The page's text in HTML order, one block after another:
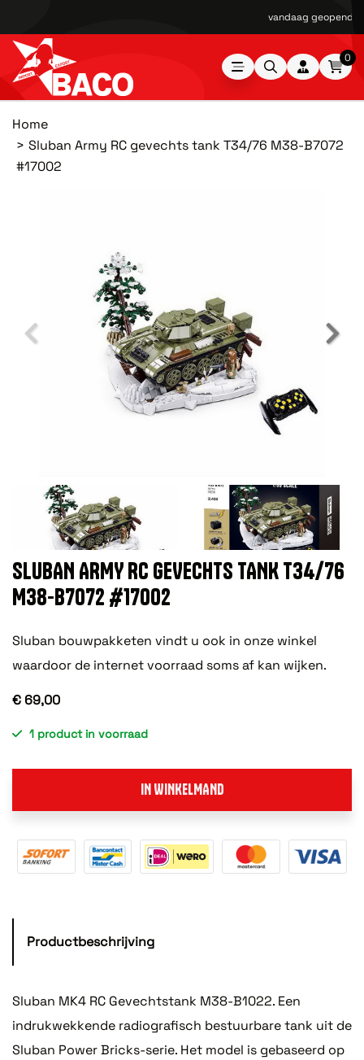
vandaag geopend
0
Home
Sluban Army RC gevechts tank T34/76 M38-B7072
#17002
SLUBAN ARMY RC GEVECHTS TANK T34/76
M38-B7072 #17002
Sluban bouwpakketen vindt u ook in onze winkel
waardoor de internet voorraad soms af kan wijken.
€ 69,00
1 product in voorraad
IN WINKELMAND
Productbeschrijving
Sluban MK4 RC Gevechtstank M38-B1022. Een
indrukwekkende radiografisch bestuurbare tank uit de
Sluban Power Bricks-serie. Het model is gebaseerd op